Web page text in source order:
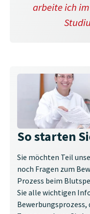
arbeite ich
So starten
Sie möchten Teil
noch Fragen zum
Prozess beim
Sie alle wichtigen